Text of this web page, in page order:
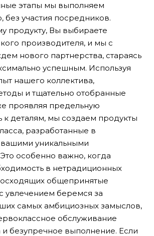
этапы мы выполняем
без участия посредников.
продукту, Вы выбираете
производителя, и мы с
нового партнерства, стараясь
успешным. Используя
нашего коллектива,
и тщательно отобранные
проявляя предельную
к деталям, мы создаем продукты
разработанные в
вашими уникальными
особенно важно, когда
в нетрадиционных
общепринятые
увлечением беремся за
самых амбициозных замыслов,
обслуживание
и безупречное выполнение. Если